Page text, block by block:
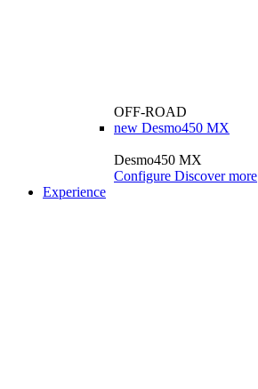
OFF-ROAD
new Desmo450 MX
Desmo450 MX
Configure Discover more
Experience